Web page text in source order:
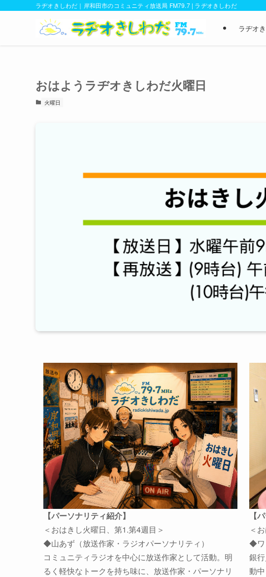
ラヂオきしわだ｜岸和田市のコミュニティ放送局 FM79.7 | ラヂオきしわだ
ラヂオ
おはようラヂオきしわだ火曜日
火曜日
【パーソナリティ紹介】
＜おはきし火曜日、第1.第4週目＞
◆山あず（放送作家・ラジオパーソナリティ）
コミュニティラジオを中心に放送作家として活動。明
るく軽快なトークを持ち味に、放送作家・パーソナリ
【
＜
◆ワ
銀
動